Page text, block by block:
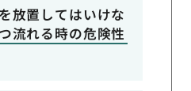
放置してはいけな
流れる時の危険性